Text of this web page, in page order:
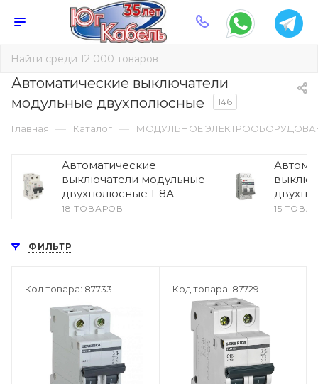
Автоматические выключатели
модульные двухполюсные
146
Главная — Каталог — МОДУЛЬНОЕ
Автоматические
выключатели модульные
двухполюсные 1-8А
18 ТОВАРОВ 15
ФИЛЬТР
Код товара: 87733 Код товара: 87729